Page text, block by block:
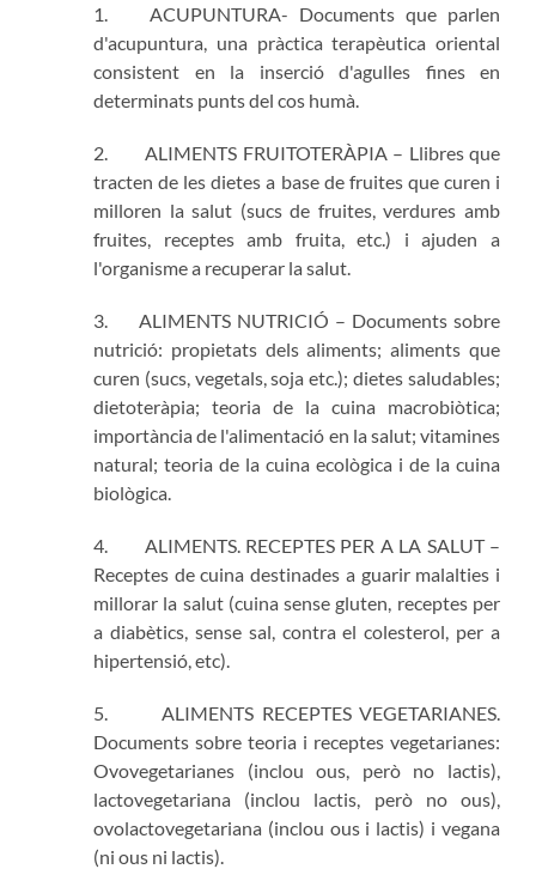
1. ACUPUNTURA- Documents que parlen
d'acupuntura, una pràctica terapèutica oriental
consistent en la inserció d'agulles fines en
determinats punts del cos humà.
2. ALIMENTS FRUITOTERÀPIA – Llibres que
tracten de les dietes a base de fruites que curen i
milloren la salut (sucs de fruites, verdures amb
fruites, receptes amb fruita, etc.) i ajuden a
l'organisme a recuperar la salut.
3. ALIMENTS NUTRICIÓ – Documents sobre
nutrició: propietats dels aliments; aliments que
curen (sucs, vegetals, soja etc.); dietes saludables;
dietoteràpia; teoria de la cuina macrobiòtica;
importància de l'alimentació en la salut; vitamines
natural; teoria de la cuina ecològica i de la cuina
biològica.
4. ALIMENTS. RECEPTES PER A LA SALUT –
Receptes de cuina destinades a guarir malalties i
millorar la salut (cuina sense gluten, receptes per
a diabètics, sense sal, contra el colesterol, per a
hipertensió, etc).
5. ALIMENTS RECEPTES VEGETARIANES.
Documents sobre teoria i receptes vegetarianes:
Ovovegetarianes (inclou ous, però no lactis),
lactovegetariana (inclou lactis, però no ous),
ovolactovegetariana (inclou ous i lactis) i vegana
(ni ous ni lactis).